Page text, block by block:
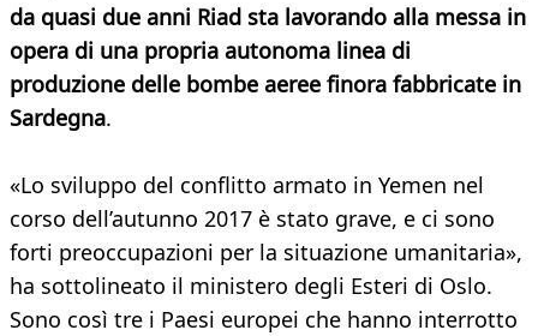
da quasi due anni Riad sta lavorando alla messa in
opera di una propria autonoma linea di
produzione delle bombe aeree finora fabbricate in
Sardegna.
«Lo sviluppo del conflitto armato in Yemen nel
corso dell’autunno 2017 è stato grave, e ci sono
forti preoccupazioni per la situazione umanitaria»,
ha sottolineato il ministero degli Esteri di Oslo.
Sono così tre i Paesi europei che hanno interrotto